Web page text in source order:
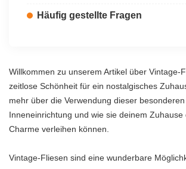
Häufig gestellte Fragen
Willkommen zu unserem Artikel über Vintage-
zeitlose Schönheit für ein nostalgisches
mehr über die Verwendung dieser
Inneneinrichtung und wie sie deinem Zuhause
Charme verleihen können.
Vintage-Fliesen sind eine wunderbare